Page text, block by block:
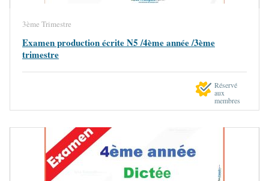
3ème Trimestre
Examen production écrite N5 /4ème année /3ème
trimestre
Réservé
aux
membres